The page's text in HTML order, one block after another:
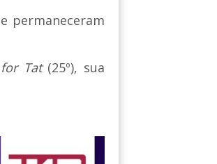
permaneceram
Tat(25º), sua